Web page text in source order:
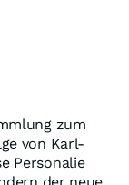
zum
von Karl-
Personalie